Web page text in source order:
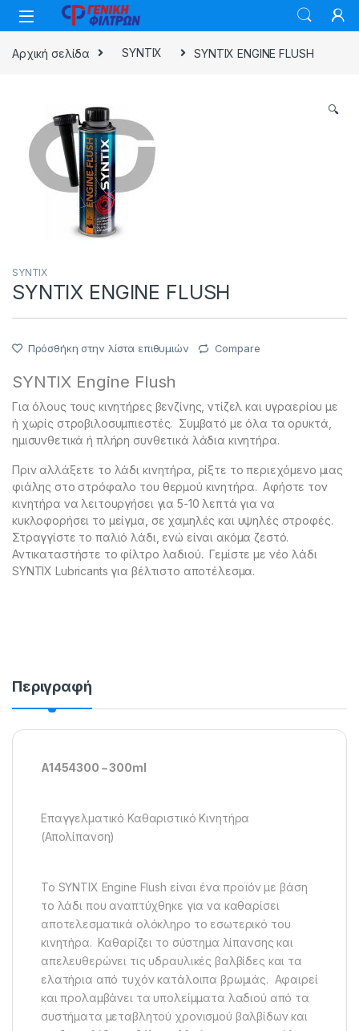
Skip to navigation
Skip to content
Αρχική σελίδα SYNTIX SYNTIX ENGINE FLUSH
🔍
SYNTIX
SYNTIX ENGINE FLUSH
Πρόσθήκη στην λίστα επιθυμιών Compare
SYNTIX Engine Flush
Για όλους τους κινητήρες βενζίνης, ντίζελ και υγραερίου με
ή χωρίς στροβιλοσυμπιεστές. Συμβατό με όλα τα ορυκτά,
ημισυνθετικά ή πλήρη συνθετικά λάδια κινητήρα.
Πριν αλλάξετε το λάδι κινητήρα, ρίξτε το περιεχόμενο μιας
φιάλης στο στρόφαλο του θερμού κινητήρα.Αφήστε τον
κινητήρα να λειτουργήσει για 5-10 λεπτά για να
κυκλοφορήσει το μείγμα, σε χαμηλές και υψηλές στροφές.
Στραγγίστε το παλιό λάδι, ενώ είναι ακόμα ζεστό.
Αντικαταστήστε το φίλτρο λαδιού. Γεμίστε με νέο λάδι
SYNTIX Lubricants για βέλτιστο αποτέλεσμα.
Περιγραφή
A1454300 – 300ml
Επαγγελματικό Καθαριστικό Κινητήρα
(Απολίπανση)
Το SYNTIX Engine Flush είναι ένα προϊόν με βάση
το λάδι που αναπτύχθηκε για να καθαρίσει
αποτελεσματικά ολόκληρο το εσωτερικό του
κινητήρα. Καθαρίζει το σύστημα λίπανσης και
απελευθερώνει τις υδραυλικές βαλβίδες και τα
ελατήρια από τυχόν κατάλοιπα βρωμιάς. Αφαιρεί
και προλαμβάνει τα υπολείμματα λαδιού από τα
συστήματα μεταβλητού χρονισμού βαλβίδων και